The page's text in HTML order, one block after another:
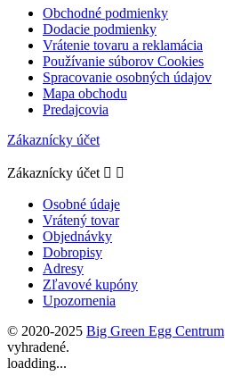
Obchodné podmienky
Dodacie podmienky
Vrátenie tovaru a reklamácia
Používanie súborov Cookies
Spracovanie osobných údajov
Mapa obchodu
Predajcovia
Zákaznícky účet
Zákaznícky účet  
Osobné údaje
Vrátený tovar
Objednávky
Dobropisy
Adresy
Zľavové kupóny
Upozornenia
© 2020-2025 Big Green Egg Centrum
vyhradené.
loadding...